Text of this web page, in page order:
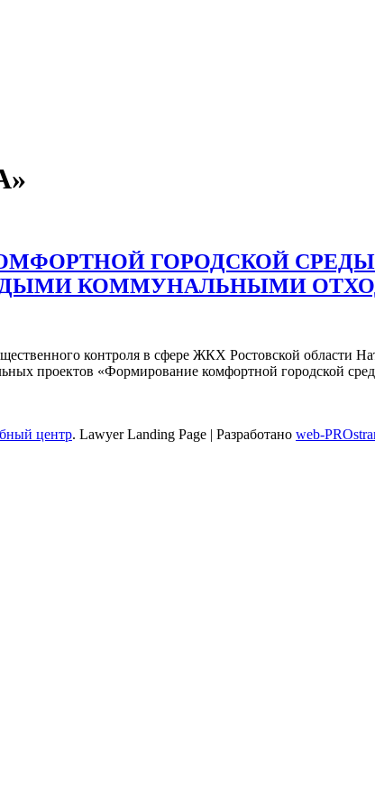
ГОРОДСКОЙ
КОММУНАЛЬНЫМИ
контроля в сфере ЖКХ Ростовской области
проектов «Формирование комфортной городской
центр. Lawyer Landing Page | Разработано web-